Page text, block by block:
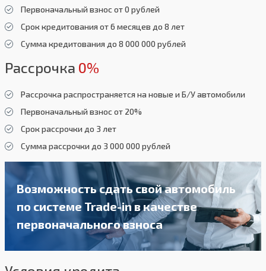
Первоначальный взнос от 0 рублей
Срок кредитования от 6 месяцев до 8 лет
Сумма кредитования до 8 000 000 рублей
Рассрочка 0%
Рассрочка распространяется на новые и Б/У автомобили
Первоначальный взнос от 20%
Срок рассрочки до 3 лет
Сумма рассрочки до 3 000 000 рублей
Возможность сдать свой автомобиль
по системе Trade-in в качестве
первоначального взноса